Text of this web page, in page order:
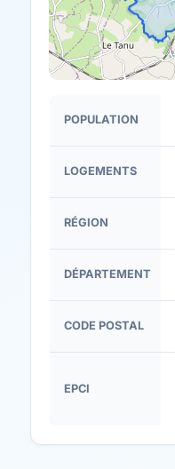
POPULATION
LOGEMENTS
RÉGION
DÉPARTEMENT
CODE POSTAL
EPCI